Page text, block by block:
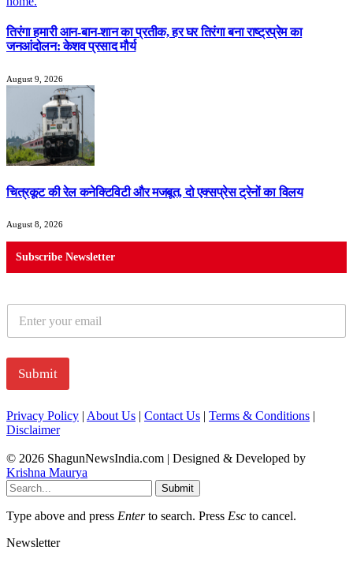
तिरंगा हमारी आन-बान-शान का प्रतीक, हर घर तिरंगा बना राष्ट्रप्रेम का
जनआंदोलन: केशव प्रसाद मौर्य
August 9, 2026
चित्रकूट की रेल कनेक्टिविटी और मजबूत, दो एक्सप्रेस ट्रेनों का विलय
August 8, 2026
Subscribe Newsletter
a
i
*
Submit
Privacy Policy | About Us | Contact Us | Terms & Conditions |
Disclaimer
© 2026 ShagunNewsIndia.com | Designed & Developed by
Krishna Maurya
Submit
Type above and press Enterto search. Press Esc to cancel.
Newsletter